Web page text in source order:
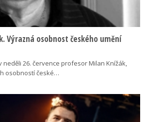
Výrazná osobnost českého umění
neděli 26. července profesor Milan Knížák,
osobností české…